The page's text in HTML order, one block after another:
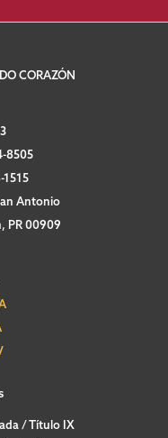
CORAZÓN
8505
1515
Antonio
PR 00909
/ Título IX